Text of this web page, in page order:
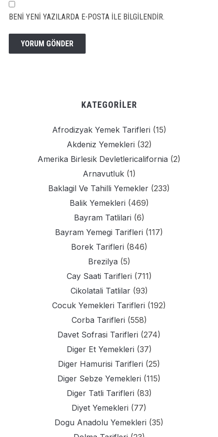
BENI YENI YAZILARDA E-POSTA ILE BILGILENDIR.
KATEGORILER
Afrodizyak Yemek Tarifleri (15)
Akdeniz Yemekleri (32)
Amerika Birlesik Devletlericalifornia (2)
Arnavutluk(1)
Baklagil Ve Tahilli Yemekler (233)
Balik Yemekleri (469)
Bayram Tatlilari (6)
Bayram Yemegi Tarifleri (117)
Borek Tarifleri (846)
Brezilya (5)
Cay Saati Tarifleri (711)
Cikolatali Tatlilar(93)
Cocuk Yemekleri Tarifleri (192)
Corba Tarifleri (558)
Davet Sofrasi Tarifleri (274)
Diger Et Yemekleri (37)
Diger Hamurisi Tarifleri (25)
Diger Sebze Yemekleri (115)
Diger Tatli Tarifleri (83)
Diyet Yemekleri (77)
Dogu Anadolu Yemekleri (35)